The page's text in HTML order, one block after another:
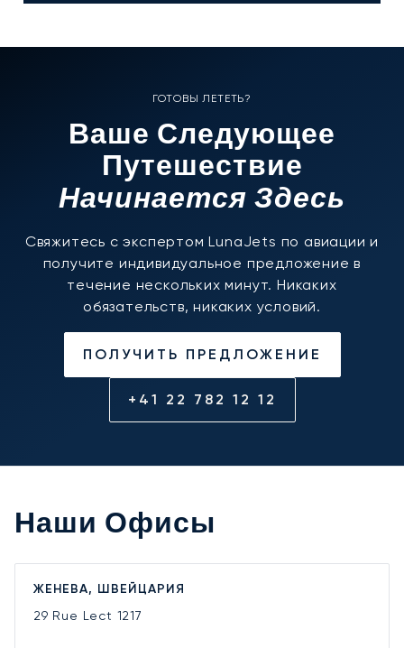
ГОТОВЫ ЛЕТЕТЬ?
Ваше Следующее
Путешествие
Начинается Здесь
Свяжитесь с экспертом LunaJets по авиации и
получите индивидуальное предложение в
течение нескольких минут. Никаких
обязательств, никаких условий.
ПОЛУЧИТЬ ПРЕДЛОЖЕНИЕ
+41 22 782 12 12
Наши Офисы
ЖЕНЕВА, ШВЕЙЦАРИЯ
29 Rue Lect 1217